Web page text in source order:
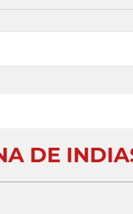
DE